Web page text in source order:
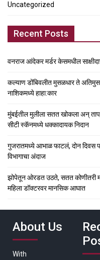
Uncategorized
Recent Posts
वनराज आंदेकर मर्डर केसमधील
कल्याण डोंबिवलीत मुसळधार ते
नाशिकमध्ये हाहा:कार
मुंबईतील मुलीला सतत खोकला अन् ताप,
सीटी स्कॅनमध्ये धक्कादायक निदान
गुजरातमध्ये आभाळ फाटलं, दोन दिवस
विभागाचा अंदाज
झोपेतून ओरडत उठते, सतत कोणीतरी
महिला डॉक्टरवर मानसिक आघात
About Us
With